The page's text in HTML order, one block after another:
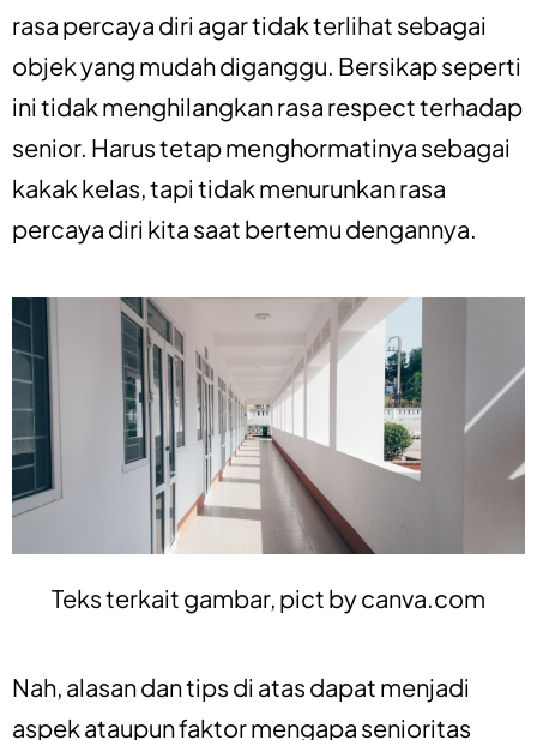
rasa percaya diri agar tidak terlihat sebagai
objek yang mudah diganggu. Bersikap seperti
ini tidak menghilangkan rasa respect terhadap
senior. Harus tetap menghormatinya sebagai
kakak kelas, tapi tidak menurunkan rasa
percaya diri kita saat bertemu dengannya.
Teks terkait gambar, pict bycanva.com
Nah, alasan dan tips di atas dapat menjadi
aspek ataupun faktor mengapa senioritas